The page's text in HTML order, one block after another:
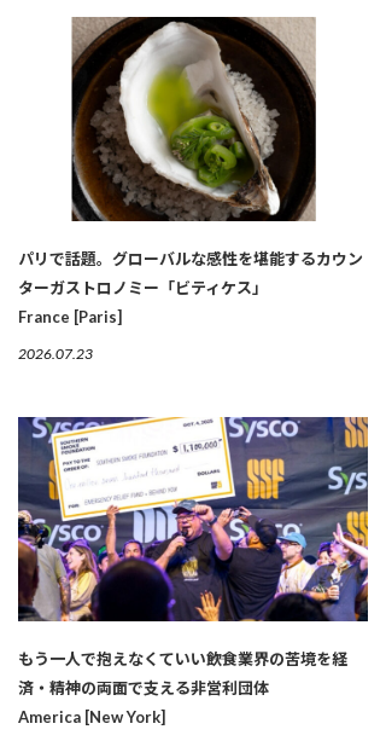
パリで話題。グローバルな感性を堪能するカウン
ターガストロノミー「ビティケス」
France [Paris]
2026.07.23
もう一人で抱えなくていい――飲食業界の苦境を経
済・精神の両面で支える非営利団体
America [New York]